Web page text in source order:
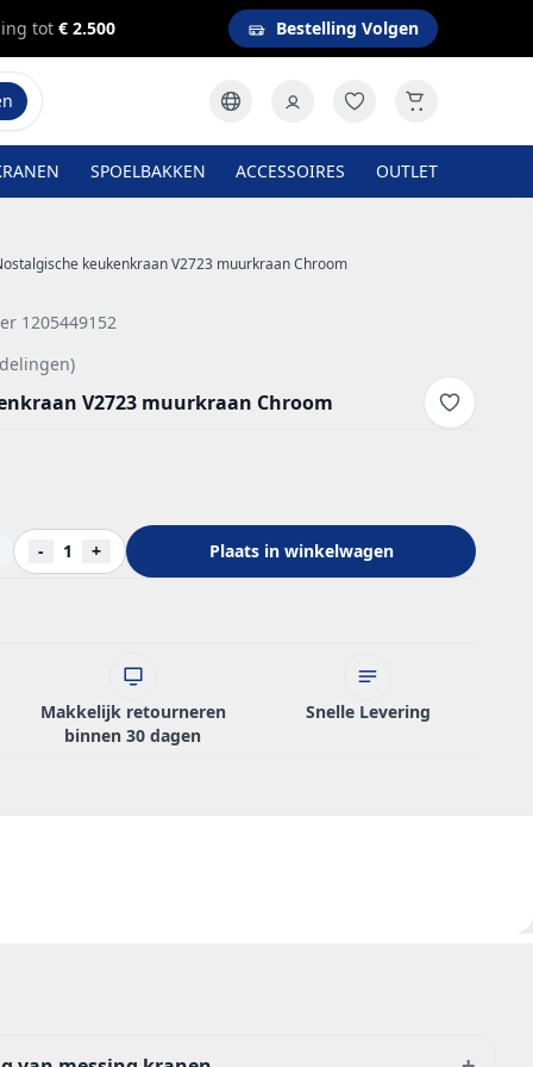
tot € 2.500 Bestelling Volgen
SPOELBAKKEN ACCESSOIRES OUTLET
keukenkraan V2723 muurkraan Chroom
1205449152
V2723 muurkraan Chroom
- 1 + Plaats in winkelwagen
Makkelijk retourneren
binnen 30 dagen
Snelle Levering